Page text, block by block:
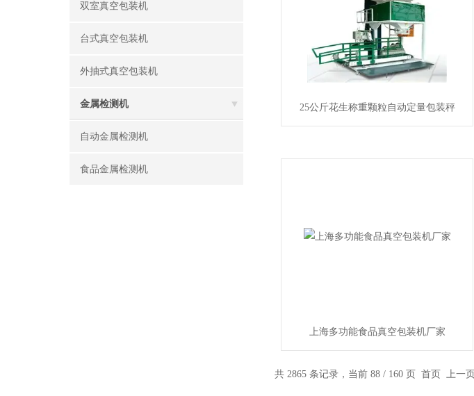
双室真空包装机
台式真空包装机
外抽式真空包装机
金属检测机
自动金属检测机
食品金属检测机
25公斤花生称重颗粒自动定量包装秤
上海多功能食品真空包装机厂家
共 2865 条记录，当前 88 / 160 页 首页 上一页